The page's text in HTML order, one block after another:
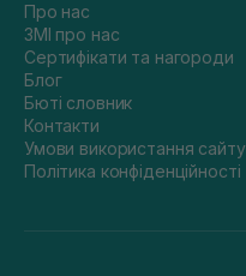
Про нас
ЗМІ про нас
Сертифікати та нагороди
Блог
Бюті словник
Контакти
Умови використання сайту
Політика конфіденційності